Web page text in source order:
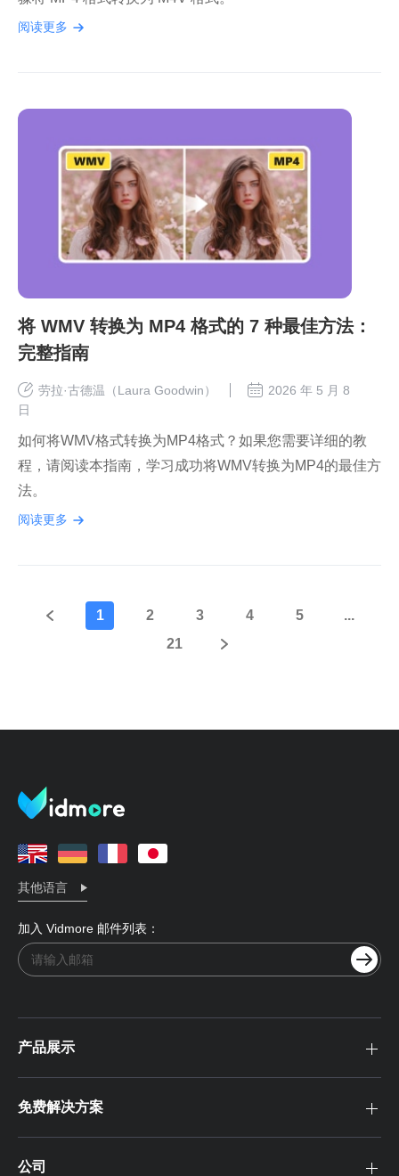
阅读更多
将 WMV 转换为 MP4 格式的 7 种最佳方法：
完整指南
劳拉·古德温（Laura Goodwin）
2026 年 5 月 8
日
如何将WMV格式转换为MP4格式？如果您需要详细的教
程，请阅读本指南，学习成功将WMV转换为MP4的最佳方
法。
阅读更多
1 2 3 4 5
...
21
其他语言
加入 Vidmore 邮件列表：
产品展示
免费解决方案
公司